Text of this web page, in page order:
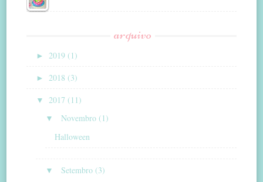
arquivo
► 2019 (1)
► 2018 (3)
▼ 2017 (11)
▼
Novembro (1)
Halloween
▼
Setembro (3)